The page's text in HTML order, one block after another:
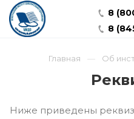
8
8
Главная Об
Ниже приведены